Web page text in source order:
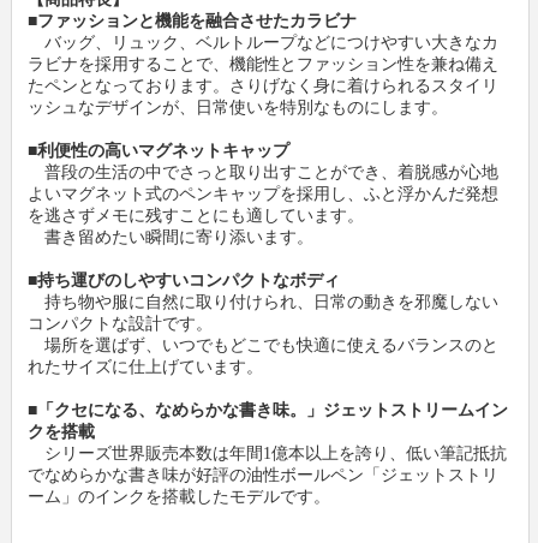
■ファッションと機能を融合させたカラビナ
バッグ、リュック、ベルトループなどにつけやすい大きなカ
ラビナを採用することで、機能性とファッション性を兼ね備え
たペンとなっております。さりげなく身に着けられるスタイリ
ッシュなデザインが、日常使いを特別なものにします。
■利便性の高いマグネットキャップ
普段の生活の中でさっと取り出すことができ、着脱感が心地
よいマグネット式のペンキャップを採用し、ふと浮かんだ発想
を逃さずメモに残すことにも適しています。
書き留めたい瞬間に寄り添います。
■持ち運びのしやすいコンパクトなボディ
持ち物や服に自然に取り付けられ、日常の動きを邪魔しない
コンパクトな設計です。
場所を選ばず、いつでもどこでも快適に使えるバランスのと
れたサイズに仕上げています。
■「クセになる、なめらかな書き味。」ジェットストリームイン
クを搭載
シリーズ世界販売本数は年間1億本以上を誇り、低い筆記抵抗
でなめらかな書き味が好評の油性ボールペン「ジェットストリ
ーム」のインクを搭載したモデルです。